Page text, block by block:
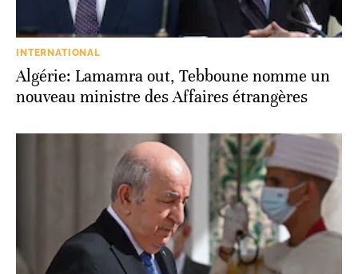
INTERNATIONAL
Algérie: Lamamra out, Tebboune nomme un
nouveau ministre des Affaires étrangères